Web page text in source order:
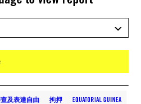
及表達自由 拘押 EQUATORIAL GUINEA